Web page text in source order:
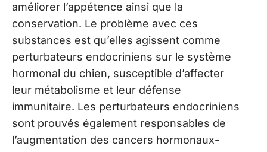
améliorer l’appétence ainsi que la
conservation. Le problème avec ces
substances est qu’elles agissent comme
perturbateurs endocriniens sur le système
hormonal du chien, susceptible d’affecter
leur métabolisme et leur défense
immunitaire. Les perturbateurs endocriniens
sont prouvés également responsables de
l’augmentation des cancers hormonaux-